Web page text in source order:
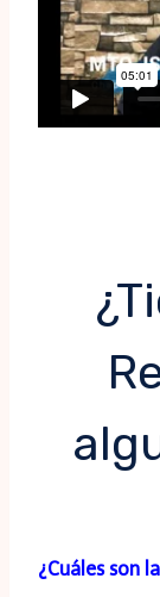
¿Cuáles son